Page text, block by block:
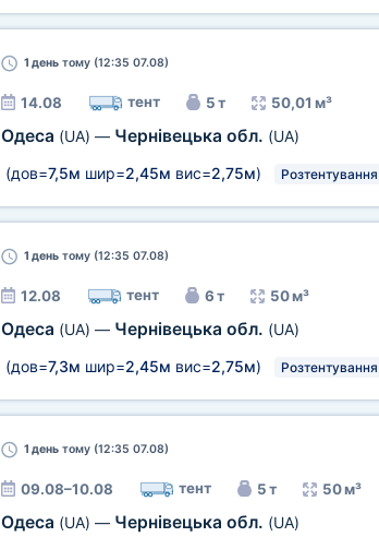
1 деньтому (12:35 07.08)
14.08 тент 5 т 50,01 м³
Одеса (UA) — Чернівецька обл. (UA)
(дов=7,5м шир=2,45м вис=2,75м) Розтентування
1 деньтому (12:35 07.08)
12.08 тент 6 т 50 м³
Одеса (UA) — Чернівецька обл. (UA)
(дов=7,3м шир=2,45м вис=2,75м) Розтентування
1 деньтому (12:35 07.08)
09.08–10.08 тент 5 т 50 м³
Одеса (UA) — Чернівецька обл. (UA)